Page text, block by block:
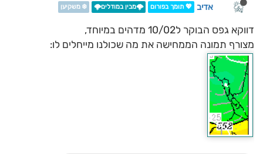
אדיב 💖 תומך בפורום 🌩️מבין במודלים🌩️ ❄️ משקיען
דווקא גפס הבוקר ל10/02 מדהים במיוחד,
מצורף תמונה הממחישה את מה שכולנו מייחלים לו: